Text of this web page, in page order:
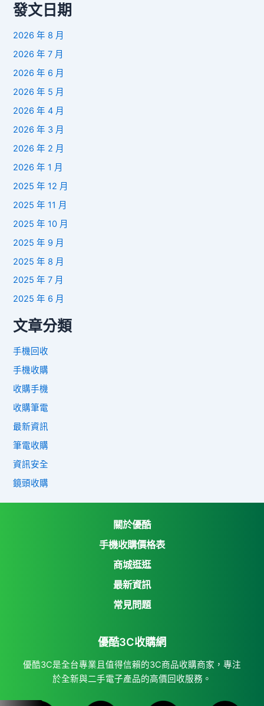
發文日期
2026 年 8 月
2026 年 7 月
2026 年 6 月
2026 年 5 月
2026 年 4 月
2026 年 3 月
2026 年 2 月
2026 年 1 月
2025 年 12 月
2025 年 11 月
2025 年 10 月
2025 年 9 月
2025 年 8 月
2025 年 7 月
2025 年 6 月
文章分類
手機回收
手機收購
收購手機
收購筆電
最新資訊
筆電收購
資訊安全
鏡頭收購
關於優酷
手機收購價格表
商城逛逛
優酷3C收購網
Yahoo購物中心
7-11 i open mall
蝦皮購物
最新資訊
常見問題
優酷3C收購網
優酷3C是全台專業且值得信賴的3C商品收購商家，專注
於全新與二手電子產品的高價回收服務。